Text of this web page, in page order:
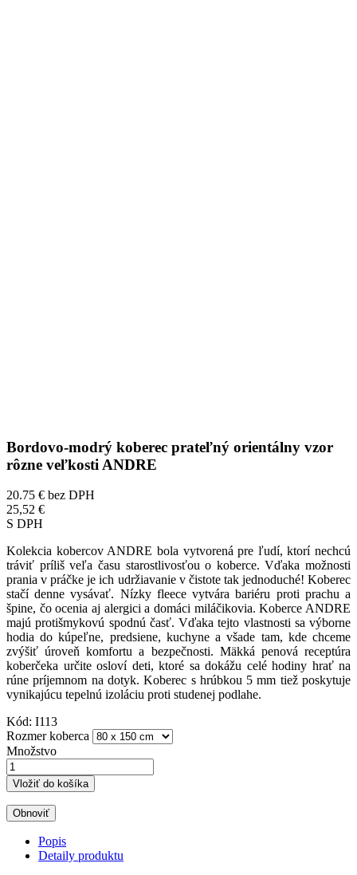
Bordovo-modrý koberec prateľný orientálny vzor
rôzne veľkosti ANDRE
20.75 € bez DPH
25,52 €
S DPH
Kolekcia kobercov ANDRE bola vytvorená pre ľudí, ktorí nechcú
tráviť príliš veľa času starostlivosťou o koberce. Vďaka možnosti
prania v práčke je ich udržiavanie v čistote tak jednoduché! Koberec
stačí denne vysávať. Nízky fleece vytvára bariéru proti prachu a
špine, čo ocenia aj alergici a domáci miláčikovia. Koberce ANDRE
majú protišmykovú spodnú časť. Vďaka tejto vlastnosti sa výborne
hodia do kúpeľne, predsiene, kuchyne a všade tam, kde chceme
zvýšiť úroveň komfortu a bezpečnosti. Mäkká penová receptúra
koberčeka určite osloví deti, ktoré sa dokážu celé hodiny hrať na
rúne príjemnom na dotyk. Koberec s hrúbkou 5 mm tiež poskytuje
vynikajúcu tepelnú izoláciu proti studenej podlahe.
Kód: I113
Rozmer koberca
Množstvo
Vložiť do košíka
Popis
Detaily produktu